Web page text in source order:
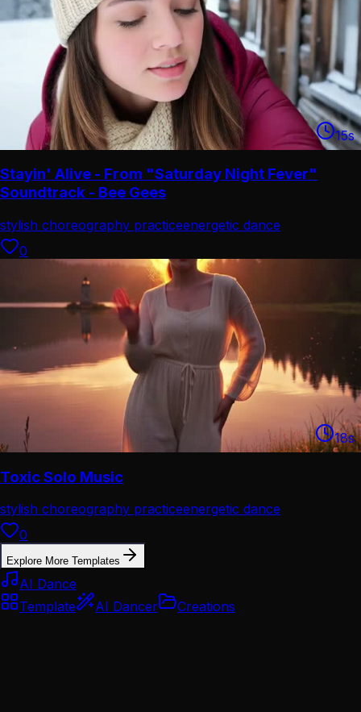
15s
Stayin' Alive - From "Saturday Night Fever"
Soundtrack - Bee Gees
stylish choreography practiceenergetic dance
performance
0
18s
Toxic Solo Music
stylish choreography practiceenergetic dance
performance
0
Explore More Templates
AI Dance
Template
AI Dancer Creations